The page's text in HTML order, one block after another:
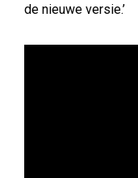
de nieuwe versie.’